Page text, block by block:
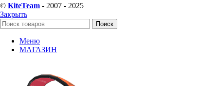
© KiteTeam - 2007 - 2025
Закрыть
Поиск
Меню
МАГАЗИН